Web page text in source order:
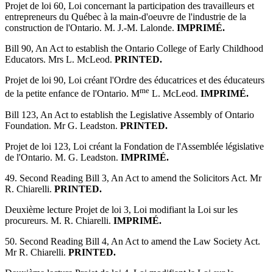
Projet de loi 60, Loi concernant la participation des travailleurs et
entrepreneurs du Québec à la main-d'oeuvre de l'industrie de la
construction de l'Ontario. M. J.-M. Lalonde. IMPRIMÉ.
Bill 90, An Act to establish the Ontario College of Early Childhood
Educators. Mrs L. McLeod. PRINTED.
Projet de loi 90, Loi créant l'Ordre des éducatrices et des éducateurs
de la petite enfance de l'Ontario. Mme L. McLeod. IMPRIMÉ.
Bill 123, An Act to establish the Legislative Assembly of Ontario
Foundation. Mr G. Leadston. PRINTED.
Projet de loi 123, Loi créant la Fondation de l'Assemblée législative
de l'Ontario. M. G. Leadston. IMPRIMÉ.
49. Second Reading Bill 3, An Act to amend the Solicitors Act. Mr
R. Chiarelli. PRINTED.
Deuxième lecture Projet de loi 3, Loi modifiant la Loi sur les
procureurs. M. R. Chiarelli. IMPRIMÉ.
50. Second Reading Bill 4, An Act to amend the Law Society Act.
Mr R. Chiarelli. PRINTED.